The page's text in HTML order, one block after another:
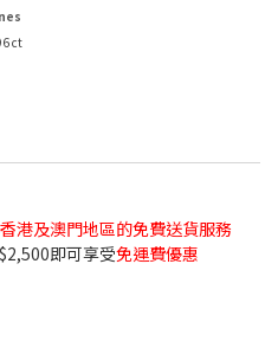
ct
香港及澳門地區的免費送貨服務
即可享受免運費優惠